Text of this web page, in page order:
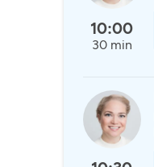
10:00
30 min